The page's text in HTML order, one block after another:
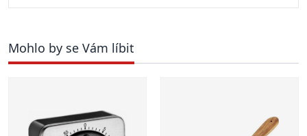
Mohlo by se Vám líbit